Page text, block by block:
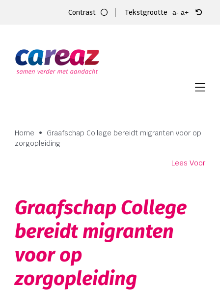
Contrast Tekstgrootte a- a+
Home •
Graafschap College bereidt migranten voor op
zorgopleiding
Lees Voor
Graafschap College
bereidt migranten
voor op
zorgopleiding
Zorg
Over Careaz
Vrijwilligers
Verwijzers
Contact
Privacy